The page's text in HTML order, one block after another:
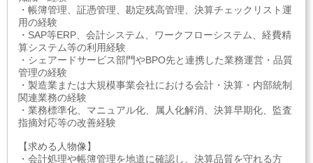
・帳簿管理、証憑管理、勘定残高管理、決算チェックリスト運
用の経験
・SAP等ERP、会計システム、ワークフローシステム、経費精
算システム等の利用経験
・シェアードサービス部門やBPO先と連携した業務運営・品質
管理の経験
・製造業または大規模事業会社における会計・決算・内部統制
関連業務の経験
・業務標準化、マニュアル化、属人化解消、決算早期化、監査
指摘対応等の改善経験
【求める人物像】
・会計処理や帳簿管理を地道に確認し、決算品質を守れる方